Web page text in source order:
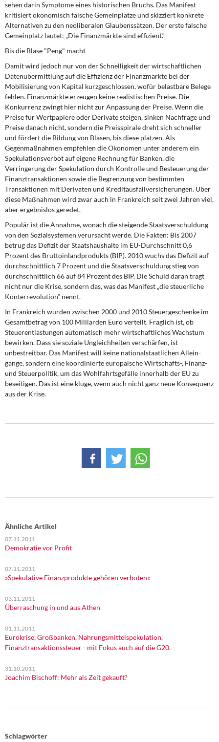
Kontakt
sehen darin Symptome eines historischen Bruchs. Das Manifest
kritisiert ökonomisch falsche Gemeinplätze und skizziert konkrete
Alternativen zu den neoliberalen Glaubenssätzen. Der erste falsche
Gemeinplatz lautet: „Die Finanzmärkte sind effizient.“
Bis die Blase "Peng" macht
Damit wird jedoch nur von der Schnelligkeit der wirtschaftlichen
Datenübermittlung auf die Effizienz der Finanzmärkte bei der
Mobilisierung von Kapital kurzgeschlossen, wofür belastbare Belege
fehlen. Finanzmärkte erzeugen keine realistischen Preise. Die
Konkurrenz zwingt hier nicht zur Anpassung der Preise. Wenn die
Preise für Wertpapiere oder Derivate steigen, sinken Nachfrage und
Preise danach nicht, sondern die Preisspirale dreht sich schneller
und fördert die Bildung von Blasen, bis diese platzen. Als
Gegenmaßnahmen empfehlen die Ökonomen unter anderem ein
Spekulationsverbot auf eigene Rechnung für Banken, die
Verringerung der Spekulation durch Kontrolle und Besteuerung der
Finanztransaktionen sowie die Begrenzung von bestimmten
Transaktionen mit Derivaten und Kreditausfallversicherungen. Über
diese Maßnahmen wird zwar auch in Frankreich seit zwei Jahren viel,
aber ergebnislos geredet.
Populär ist die Annahme, wonach die steigende Staatsverschuldung
von den Sozialsystemen verursacht werde. Die Fakten: Bis 2007
betrug das Defizit der Staatshaushalte im EU-Durchschnitt 0,6
Prozent des Bruttoinlandprodukts (BIP). 2010 wuchs das Defizit auf
durchschnittlich 7 Prozent und die Staatsverschuldung stieg von
durchschnittlich 66 auf 84 Prozent des BIP. Die Schuld daran trägt
nicht nur die Krise, sondern das, was das Manifest „die steuerliche
Konterrevolution“ nennt.
In Frankreich wurden zwischen 2000 und 2010 Steuergeschenke im
Gesamtbetrag von 100 Milliarden Euro verteilt. Fraglich ist, ob
Steuerentlastungen automatisch mehr wirtschaftliches Wachstum
bewirken. Dass sie soziale Ungleichheiten verschärfen, ist
unbestreitbar. Das Manifest will keine nationalstaatlichen Allein­
gänge, sondern eine koordinierte europäische Wirtschafts-, Finanz-
und Steuer­politik, um das Wohlfahrtsgefälle innerhalb der EU zu
beseitigen. Das ist eine kluge, wenn auch nicht ganz neue Konsequenz
aus der Krise.
Ähnliche Artikel
07.11.2011
Demokratie vor Profit
07.11.2011
»Spekulative Finanzprodukte gehören verboten«
03.11.2011
Überraschung in und aus Athen
01.11.2011
Eurokrise, Großbanken, Nahrungsmittelspekulation,
Finanztransaktionssteuer - mit Fokus auch auf die G20.
31.10.2011
Joachim Bischoff: Mehr als Zeit gekauft?
Schlagwörter